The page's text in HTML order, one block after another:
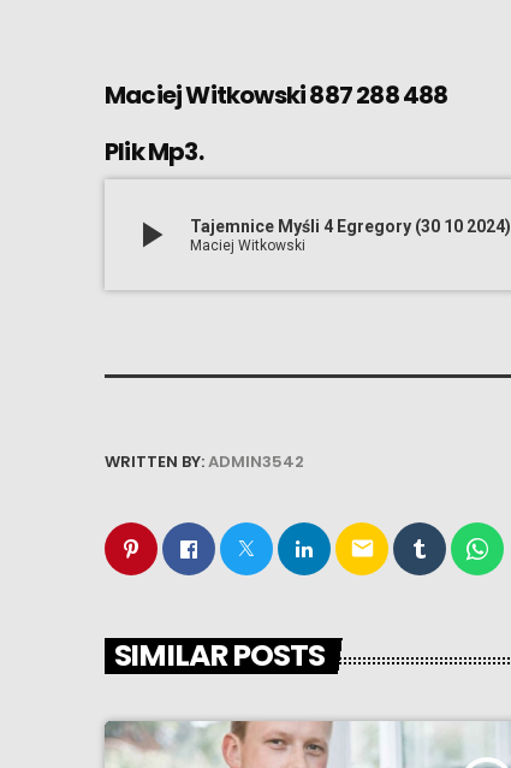
Maciej Witkowski 887 288 488
Plik Mp3.
play_arrow Tajemnice Myśli 4 Egregory (30 10 2024)
Maciej Witkowski
WRITTEN BY:ADMIN3542
email
SIMILAR POSTS